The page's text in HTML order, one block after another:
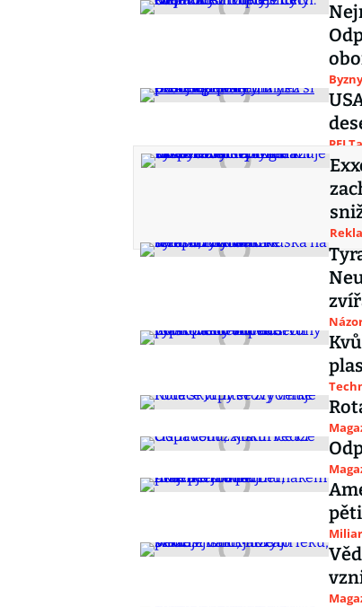
PFI